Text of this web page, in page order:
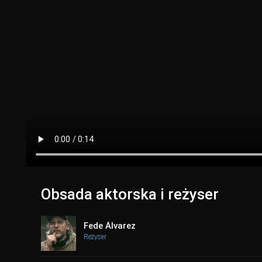
Obsada aktorska i reżyser
Fede Álvarez
Reżyser